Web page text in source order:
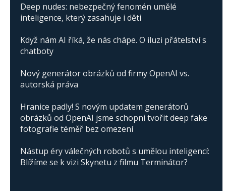
Deep nudes: nebezpečný fenomén umělé
inteligence, který zasahuje i děti
Když nám AI říká, že nás chápe. O iluzi přátelství s
chatboty
Nový generátor obrázků od firmy OpenAI vs.
autorská práva
Hranice padly! S novým updatem generátorů
obrázků od OpenAI jsme schopni tvořit deep fake
fotografie téměř bez omezení
Nástup éry válečných robotů s umělou inteligencí:
Blížíme se k vizi Skynetu z filmu Terminátor?